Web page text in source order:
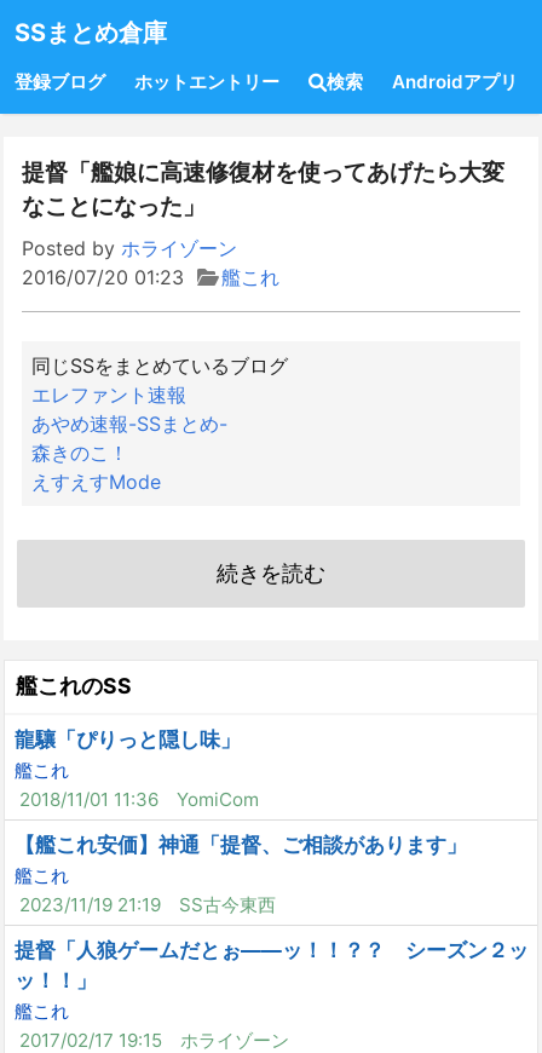
SSまとめ倉庫
登録ブログ ホットエントリー 検索 Androidアプリ
提督「艦娘に高速修復材を使ってあげたら大変
なことになった」
Posted by ホライゾーン
2016/07/20 01:23
艦これ
同じSSをまとめているブログ
エレファント速報
あやめ速報-SSまとめ-
森きのこ！
えすえすMode
続きを読む
艦これのSS
龍驤「ぴりっと隠し味」
艦これ
2018/11/01 11:36
YomiCom
【艦これ安価】神通「提督、ご相談があります」
艦これ
2023/11/19 21:19
SS古今東西
提督「人狼ゲームだとぉ――ッ！！？？ シーズン２ッ
ッ！！」
艦これ
2017/02/17 19:15
ホライゾーン